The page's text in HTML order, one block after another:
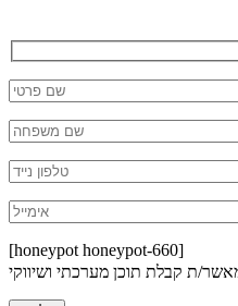
[honeypot honeypot-660]
ת קבלת תוכן מערכתי ושיווקי